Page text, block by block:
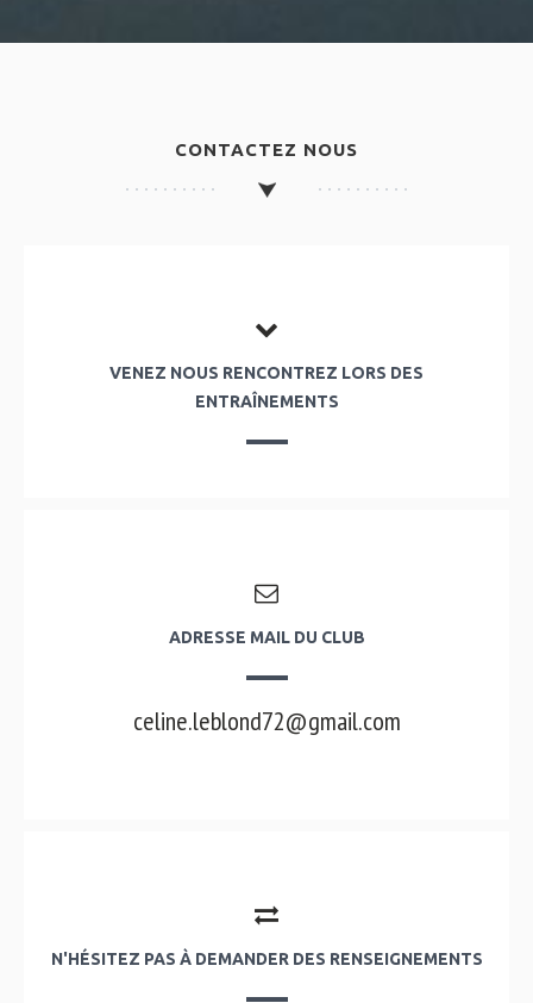
CONTACTEZ NOUS
VENEZ NOUS RENCONTREZ LORS DES
ENTRAÎNEMENTS
ADRESSE MAIL DU CLUB
celine.leblond72@gmail.com
N'HÉSITEZ PAS À DEMANDER DES RENSEIGNEMENTS